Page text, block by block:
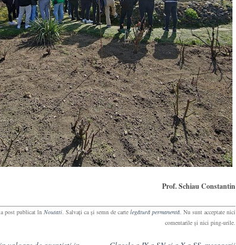
Prof. Schiau Constantin
post publicat în Noutati. Salvaţi ca şi semn de carte legătură permanentă. Nu sunt acceptate nici
comentarile şi nici ping-urile.